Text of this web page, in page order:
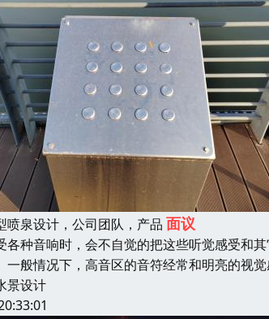
喷泉设计，公司团队，产品 面议
各种音响时，会不自觉的把这些听觉感受和
一般情况下，高音区的音符经常和明亮的视
景设计